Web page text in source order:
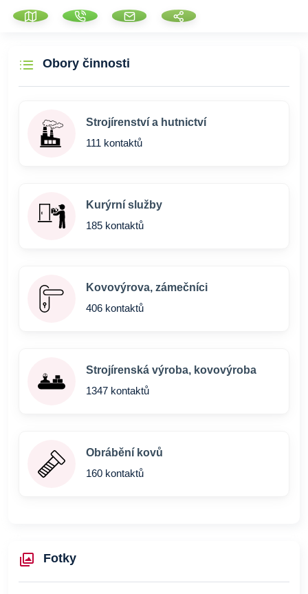
Obory činnosti
Strojírenství a hutnictví
111 kontaktů
Kurýrní služby
185 kontaktů
Kovovýrova, zámečníci
406 kontaktů
Strojírenská výroba, kovovýroba
1347 kontaktů
Obrábění kovů
160 kontaktů
Fotky